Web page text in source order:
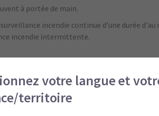
à portée de main.
incendie continue d’une durée
incendie intermittente.
avoir des montants de
pour les travaux à chaud, il est
ont une garantie RC de 1 million de $
en
votre langue et
territoire